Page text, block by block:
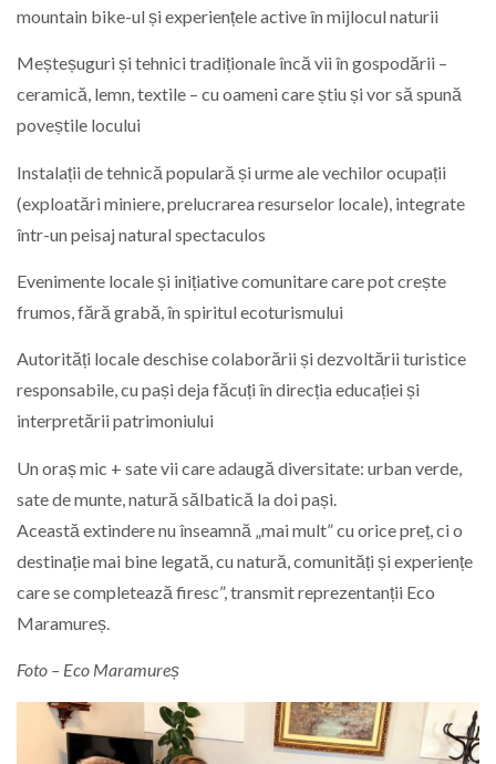
mountain bike-ul și experiențele active în mijlocul naturii
Meșteșuguri și tehnici tradiționale încă vii în gospodării –
ceramică, lemn, textile – cu oameni care știu și vor să spună
poveștile locului
Instalații de tehnică populară și urme ale vechilor ocupații
(exploatări miniere, prelucrarea resurselor locale), integrate
într-un peisaj natural spectaculos
Evenimente locale și inițiative comunitare care pot crește
frumos, fără grabă, în spiritul ecoturismului
Autorități locale deschise colaborării și dezvoltării turistice
responsabile, cu pași deja făcuți în direcția educației și
interpretării patrimoniului
Un oraș mic + sate vii care adaugă diversitate: urban verde,
sate de munte, natură sălbatică la doi pași.
Această extindere nu înseamnă „mai mult” cu orice preț, ci o
destinație mai bine legată, cu natură, comunități și experiențe
care se completează firesc”, transmit reprezentanții Eco
Maramureș.
Foto – Eco Maramureș